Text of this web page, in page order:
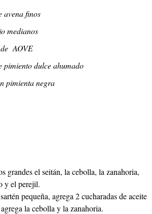
avena finos
medianos
AOVE
pimiento dulce ahumado
pimienta negra
grandes el seitán, la cebolla, la zanahoria,
y el perejil.
pequeña, agrega 2 cucharadas de aceite
la cebolla y la zanahoria.